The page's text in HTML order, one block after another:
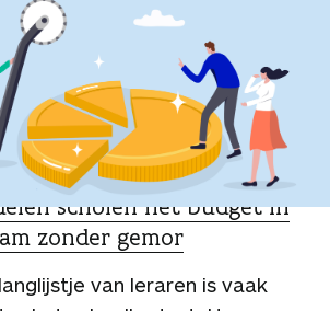
ZIJ HET
scholen het budget in
zonder gemor
van leraren is vaak